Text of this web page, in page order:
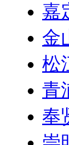
嘉
金
松
青
奉